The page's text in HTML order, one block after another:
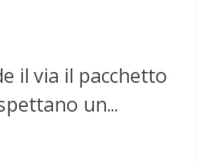
il via il pacchetto
un...